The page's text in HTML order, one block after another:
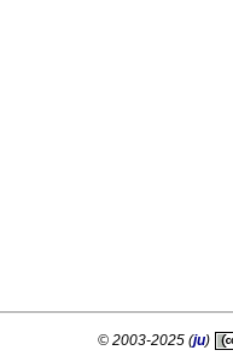
© 2003-2025 (ju)